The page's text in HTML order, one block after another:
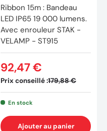
Ribbon 15m : Bandeau
LED IP65 19 000 lumens.
Avec enrouleur STAK -
VELAMP - ST915
Prix conseillé :179,88 €
92,47 €
En stock
Ajouter au panier